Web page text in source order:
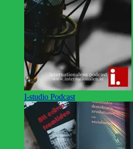
I-studio Podcast